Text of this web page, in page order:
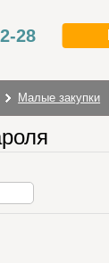
28
Малые закупки